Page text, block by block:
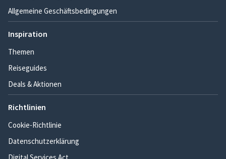
Allgemeine Geschäftsbedingungen
Inspiration
Themen
Reiseguides
Deals & Aktionen
Richtlinien
Cookie-Richtlinie
Datenschutzerklärung